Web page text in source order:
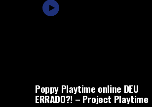
Poppy Playtime online DEU
ERRADO?! – Project Playtime